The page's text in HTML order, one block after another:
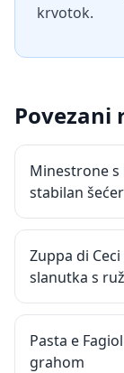
krvotok.
Povezani
Minestrone s
stabilan
Zuppa di
slanutka s
Pasta e
grahom